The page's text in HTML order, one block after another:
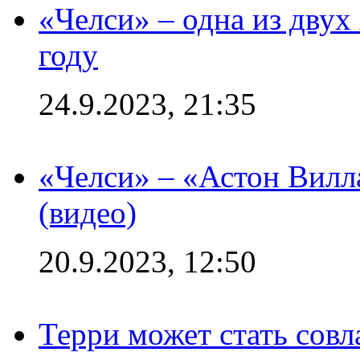
«Челси» – одна из
году
24.9.2023, 21:35
«Челси» – «Астон
(видео)
20.9.2023, 12:50
Терри может стать